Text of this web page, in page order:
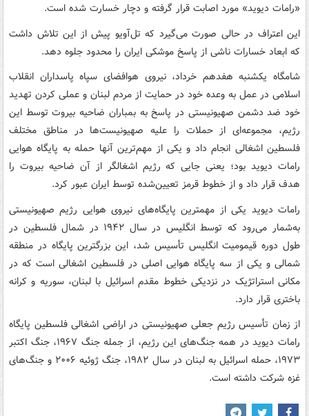
«رامات دیوید» مورد اصابت قرار گرفته و دچار خسارت شده است.
این اعتراف در حالی صورت می‌گیرد که تل‌آویو پیش از این تلاش داشت
که ابعاد خسارات ناشی از پاسخ موشکی ایران را محدود جلوه دهد.
شامگاه یکشنبه‌ هفدهم خرداد، نیروی هوافضای سپاه پاسداران انقلاب
اسلامی در عمل به وعده خود در حمایت از مردم لبنان و عملی کردن تهدید
خود ضد دشمن صهیونیستی در پاسخ به بمباران ضاحیه بیروت توسط این
رژیم، مجموعه‌ای از حملات را علیه صهیونیست‌ها در مناطق مختلف
فلسطین اشغالی انجام داد و یکی از مهم‌ترین آنها حمله به پایگاه هوایی
رامات دیوید بود؛ یعنی جایی که رژیم اشغالگر از آن ضاحیه بیروت را
هدف قرار داد و از خطوط قرمز تعیین‌شده توسط ایران عبور کرد.
رامات دیوید یکی از مهمترین پایگاه‌های نیروی هوایی رژیم صهیونیستی
به‌شمار می‌رود که توسط انگلیس در سال ۱۹۴۲ در شمال فلسطین در
طول دوره قیمومیت انگلیس تأسیس شد، این بزرگترین پایگاه در منطقه
شمالی و یکی از سه پایگاه هوایی اصلی در فلسطین اشغالی است که در
مکانی استراتژیک در نزدیکی خطوط مقدم اسرائیل با لبنان، سوریه و کرانه
باختری قرار دارد.
از زمان تأسیس رژیم جعلی صهیونیستی در اراضی اشغالی فلسطین پایگاه
رامات دیوید در همه جنگ‌های این رژیم، از جمله جنگ ۱۹۶۷، جنگ اکتبر
۱۹۷۳، حمله اسرائیل به لبنان در سال ۱۹۸۲، جنگ ژوئیه ۲۰۰۶ و جنگ‌های
غزه شرکت داشته است.